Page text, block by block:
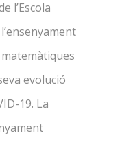
l’Escola
evolució
19. La